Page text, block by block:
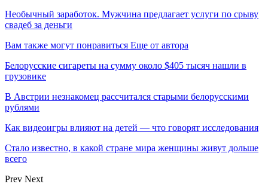
Необычный заработок. Мужчина предлагает услуги по срыву
свадеб за деньги
Вам также могут понравиться Еще от автора
Белорусские сигареты на сумму около $405 тысяч нашли в
грузовике
В Австрии незнакомец рассчитался старыми белорусскими
рублями
Как видеоигры влияют на детей — что говорят исследования
Стало известно, в какой стране мира женщины живут дольше
всего
Prev Next